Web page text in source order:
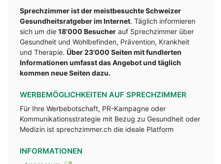
Sprechzimmer ist der meistbesuchte Schweizer
Gesundheitsratgeber im Internet. Täglich informieren
sich um die 18'000 Besucher auf Sprechzimmer über
Gesundheit und Wohlbefinden, Prävention, Krankheit
und Therapie. Über 23'000 Seiten mit fundlerten
Informationen umfasst das Angebot und täglich
kommen neue Seiten dazu.
WERBEMÖGLICHKEITEN AUF SPRECHZIMMER
Für Ihre Werbebotschaft, PR-Kampagne oder
Kommunikationsstrategie mit Bezug zu Gesundheit oder
Medizin ist sprechzimmer.ch die ideale Platform
INFORMATIONEN